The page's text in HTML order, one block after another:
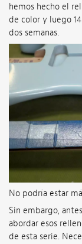
hemos hecho el
de color y luego
dos semanas.
No podría estar
Sin embargo,
abordar esos
de esta serie.